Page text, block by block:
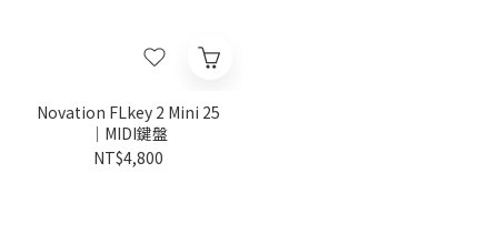
Novation FLkey 2 Mini 25
｜MIDI鍵盤
NT$4,800